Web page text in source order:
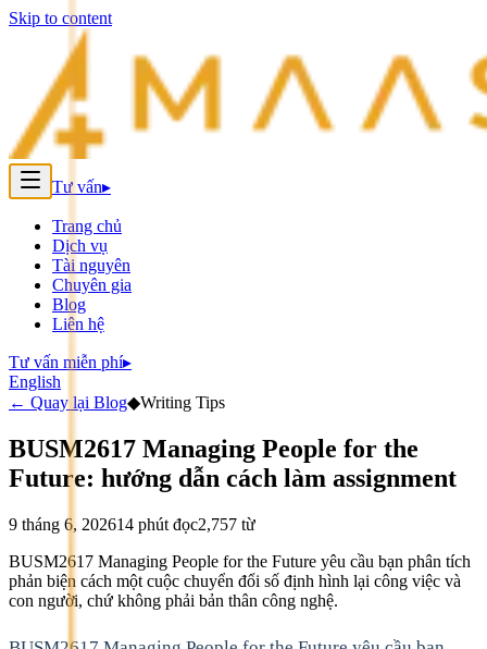
Skip to content
Tư vấn▸
Trang chủ
Dịch vụ
Tài nguyên
Chuyên gia
Blog
Liên hệ
Tư vấn miễn phí▸
English
← Quay lại Blog◆Writing Tips
BUSM2617 Managing People for the
Future: hướng dẫn cách làm assignment
9 tháng 6, 202614 phút đọc2,757 từ
BUSM2617 Managing People for the Future yêu cầu bạn phân tích
phản biện cách một cuộc chuyển đổi số định hình lại công việc và
con người, chứ không phải bản thân công nghệ.